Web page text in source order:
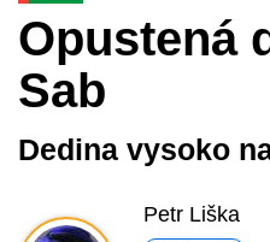
Opustená
Sab
Dedina vysoko
Petr Liška